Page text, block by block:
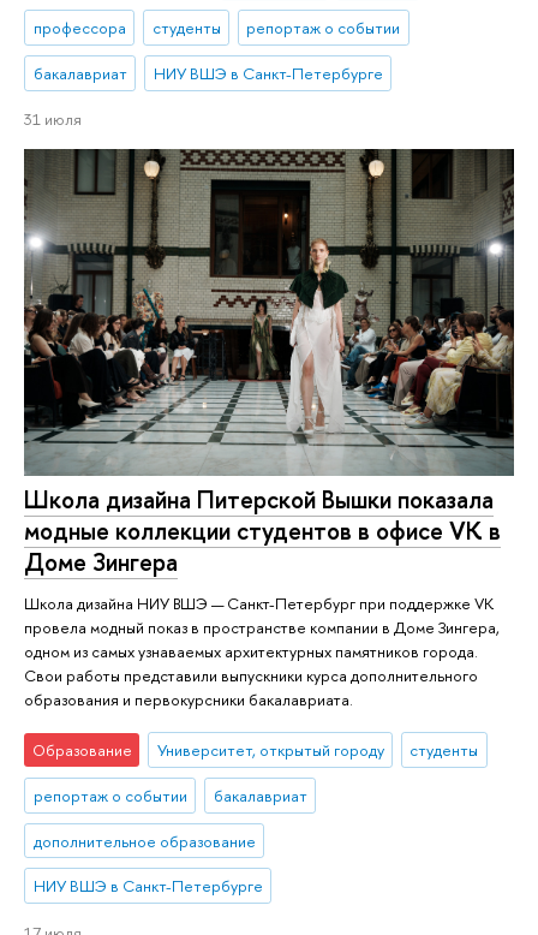
профессора студенты репортаж о событии
бакалавриат НИУ ВШЭ в Санкт-Петербурге
31 июля
Школа дизайна Питерской Вышки показала
модные коллекции студентов в офисе VK в
Доме Зингера
Школа дизайна НИУ ВШЭ — Санкт-Петербург при поддержке VK
провела модный показ в пространстве компании в Доме Зингера,
одном из самых узнаваемых архитектурных памятников города.
Свои работы представили выпускники курса дополнительного
образования и первокурсники бакалавриата.
Образование Университет, открытый городу студенты
репортаж о событии бакалавриат
дополнительное образование
НИУ ВШЭ в Санкт-Петербурге